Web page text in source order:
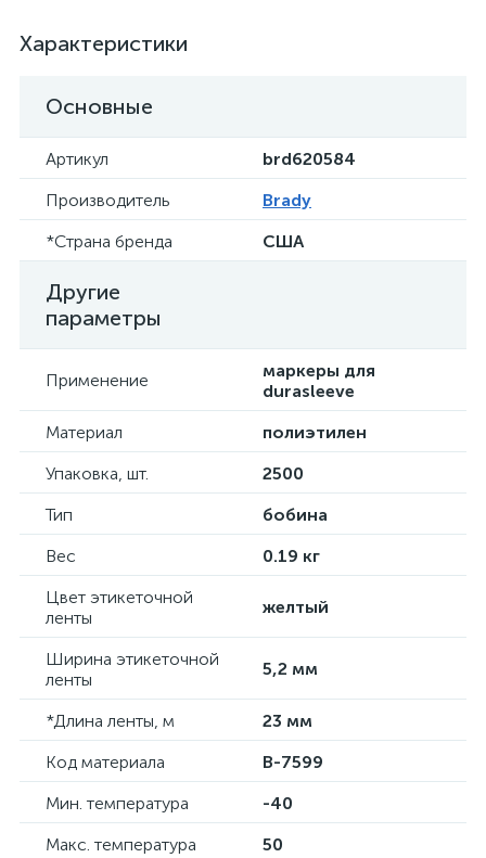
Характеристики
Основные
Артикул
brd620584
Производитель
Brady
*Страна бренда
США
Другие
параметры
Применение
маркеры для
durasleeve
Материал
полиэтилен
Упаковка, шт.
2500
Тип
бобина
Вес
0.19 кг
Цвет этикеточной
ленты
желтый
Ширина этикеточной
ленты
5,2 мм
*Длина ленты, м
23 мм
Код материала
B-7599
Мин. температура
-40
Макс. температура
50